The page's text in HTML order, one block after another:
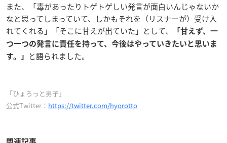
また、「毒があったりトゲトゲしい発言が面白いんじゃないか
なと思ってしまっていて、しかもそれを（リスナーが）受け入
れてくれる」「そこに甘えが出ていた」として、
「甘えず、一
つ一つの発言に責任を持って、今後はやっていきたいと思いま
す。
」 と語られました。
「ひょろっと男子」
公式Twitter： https://twitter.com/hyorotto
関連記事